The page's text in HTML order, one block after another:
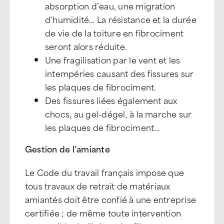
absorption d’eau, une migration
d’humidité… La résistance et la durée
de vie de la toiture en fibrociment
seront alors réduite.
Une fragilisation par le vent et les
intempéries causant des fissures sur
les plaques de fibrociment.
Des fissures liées également aux
chocs, au gel-dégel, à la marche sur
les plaques de fibrociment…
Gestion de l’amiante
Le Code du travail français impose que
tous travaux de retrait de matériaux
amiantés doit être confié à une entreprise
certifiée ; de même toute intervention